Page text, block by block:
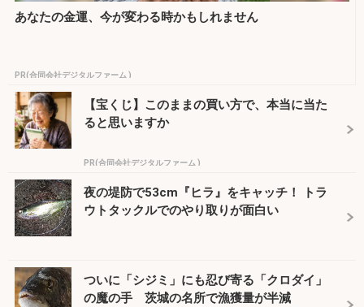
あなたの金運、今が変わる時かもしれません
PR(合同会社デジタルファーム )
【宝くじ】このままの買い方で、本当に当た
ると思いますか
PR(合同会社デジタルファーム )
夜の堤防で53cm『ヒラ』をキャッチ！ トラ
ウトタックルでのやり取りが面白い
ついに「シジミ」にも忍び寄る「クロダイ」
の魔の手 茨城の名所で漁獲量が半減